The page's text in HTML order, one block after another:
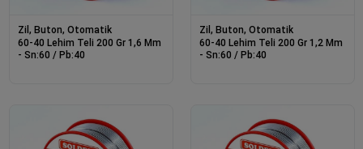
Zil, Buton, Otomatik
60-40 Lehim Teli 200 Gr 1,6 Mm
- Sn:60 / Pb:40
Zil, Buton, Otomatik
60-40 Lehim Teli 200 Gr 1,2 Mm
- Sn:60 / Pb:40